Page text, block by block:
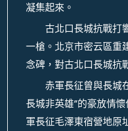
凝集起來。
古北口長城抗戰打
一槍。北京市密云區重
念碑，對古北口長城抗
赤軍長征曾與長城
長城非英雄”的豪放情
軍長征毛澤東宿營地原